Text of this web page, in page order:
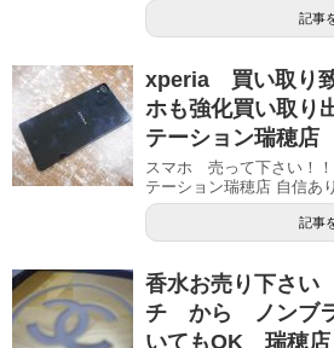
記事
xperia 買い取り
ホも強化買い取り
テーション瑞穂店
スマホ 売って下さい！
テーション瑞穂店 自信
記事
香水お売り下さ
チ から ノンブ
いてもOK 瑞穂店